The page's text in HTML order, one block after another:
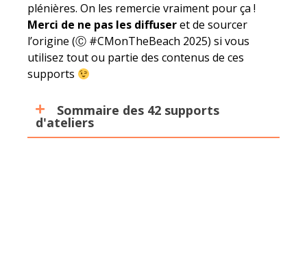
plénières. On les remercie vraiment pour ça !
Merci de ne pas les diffuseret de sourcer
l’origine (Ⓒ #CMonTheBeach 2025) si vous
utilisez tout ou partie des contenus de ces
supports
Sommaire des 42 supports
d'ateliers